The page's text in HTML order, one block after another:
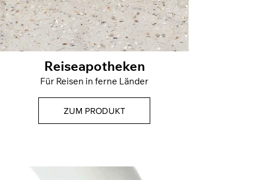
Reiseapotheken
Für Reisen in ferne Länder
ZUM PRODUKT